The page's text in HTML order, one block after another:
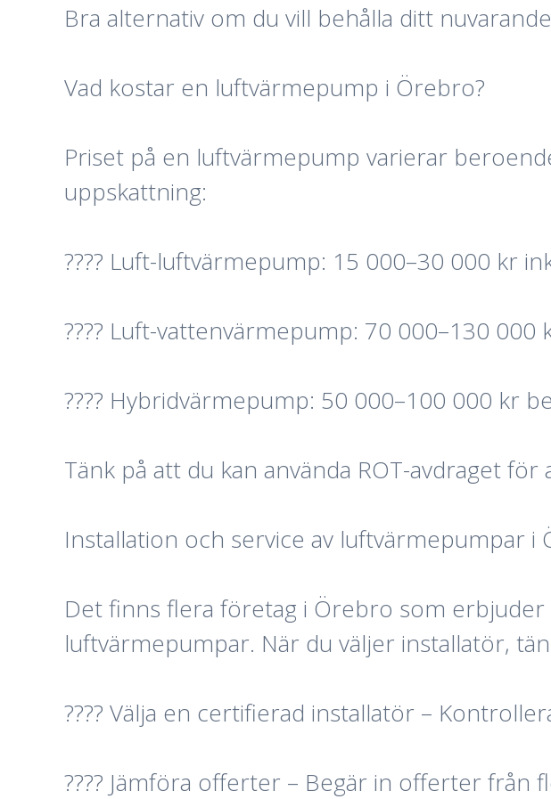
Bra alternativ om du vill behålla ditt
Vad kostar en luftvärmepump i Örebro?
Priset på en luftvärmepump varierar
uppskattning:
???? Luft-luftvärmepump: 15 000–30 000 kr
???? Luft-vattenvärmepump: 70 000–130 000
???? Hybridvärmepump: 50 000–100 000 kr
Tänk på att du kan använda ROT-avdraget
Installation och service av luftvärmepumpar i
Det finns flera företag i Örebro som
luftvärmepumpar. När du väljer installatör,
???? Välja en certifierad installatör –
???? Jämföra offerter – Begär in offerter från